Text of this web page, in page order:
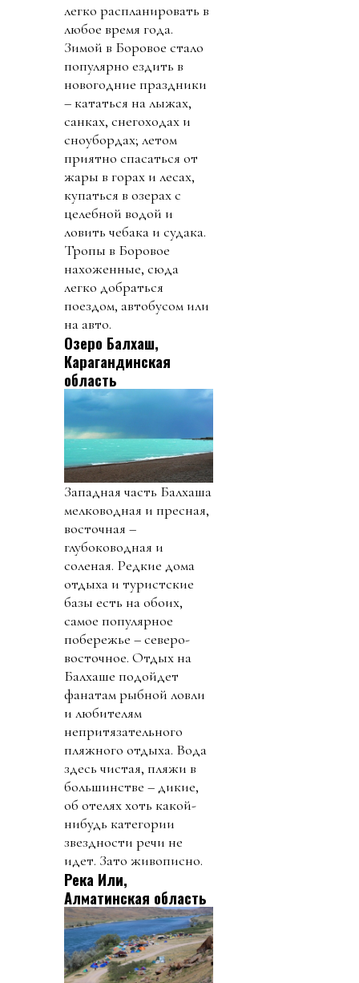
легко распланировать в
любое время года.
Зимой в Боровое стало
популярно ездить в
новогодние праздники
– кататься на лыжах,
санках, снегоходах и
сноубордах; летом
приятно спасаться от
жары в горах и лесах,
купаться в озерах с
целебной водой и
ловить чебака и судака.
Тропы в Боровое
нахоженные, сюда
легко добраться
поездом, автобусом или
на авто.
Озеро Балхаш,
Карагандинская
область
Западная часть Балхаша
мелководная и пресная,
восточная –
глубоководная и
соленая. Редкие дома
отдыха и туристские
базы есть на обоих,
самое популярное
побережье – северо-
восточное. Отдых на
Балхаше подойдет
фанатам рыбной ловли
и любителям
непритязательного
пляжного отдыха. Вода
здесь чистая, пляжи в
большинстве – дикие,
об отелях хоть какой-
нибудь категории
звездности речи не
идет. Зато живописно.
Река Или,
Алматинская область